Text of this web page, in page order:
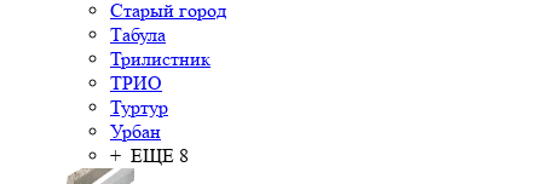
Старый город
Табула
Трилистник
ТРИО
Туртур
Урбан
+ ЕЩЕ 8